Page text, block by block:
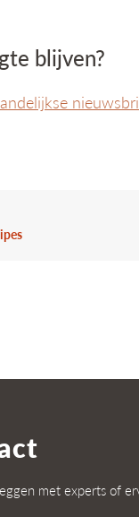
blijven?
met experts of